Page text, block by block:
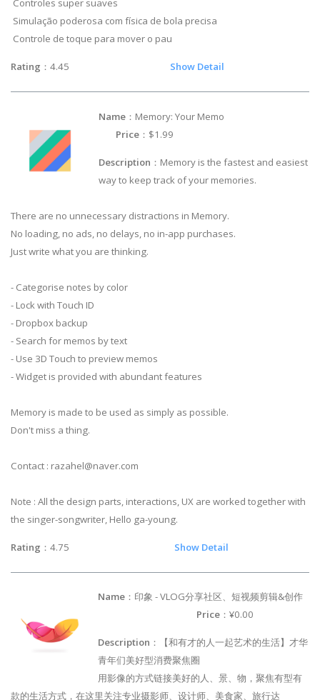
Controles super suaves
Simulação poderosa com física de bola precisa
Controle de toque para mover o pau
Rating ：4.45 Show Detail
Name ：Memory: Your Memo
Price ：$1.99
Description ：Memory is the fastest and easiest
way to keep track of your memories.
There are no unnecessary distractions in Memory.
No loading, no ads, no delays, no in-app purchases.
Just write what you are thinking.
- Categorise notes by color
- Lock with Touch ID
- Dropbox backup
- Search for memos by text
- Use 3D Touch to preview memos
- Widget is provided with abundant features
Memory is made to be used as simply as possible.
Don't miss a thing.
Contact : razahel@naver.com
Note : All the design parts, interactions, UX are worked together with
the singer-songwriter, Hello ga-young.
Rating ：4.75 Show Detail
Name ：印象 - VLOG分享社区、短视频剪辑&创作
Price ：¥0.00
Description ：【和有才的人一起艺术的生活】才华
青年们美好型消费聚焦圈
用影像的方式链接美好的人、景、物，聚焦有型有
款的生活方式，在这里关注专业摄影师、设计师、美食家、旅行达